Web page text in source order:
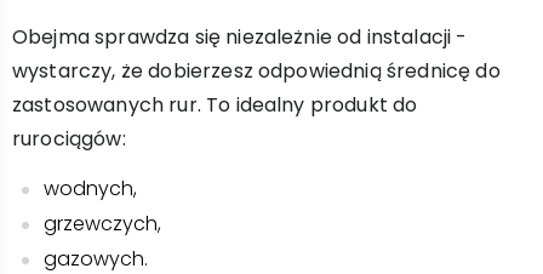
Obejma sprawdza się niezależnie od instalacji -
wystarczy, że dobierzesz odpowiednią średnicę do
zastosowanych rur. To idealny produkt do
rurociągów:
wodnych,
grzewczych,
gazowych.